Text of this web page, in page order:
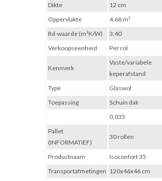
Dikte
12 cm
Oppervlakte
4,68 m²
Rd-waarde (m²K/W)
3.40
Verkoopseenheid
Per rol
Kenmerk
Vaste/variabele
keperafstand
Type
Glaswol
Toepassing
Schuin dak
0,035
Pallet
(INFORMATIEF)
30 rollen
Productnaam
Isoconfort 35
Transportafmetingen 120x46x46 cm